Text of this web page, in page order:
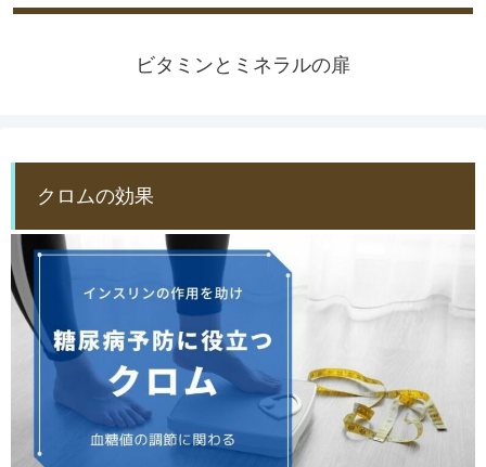
ビタミンとミネラルの扉
クロムの効果